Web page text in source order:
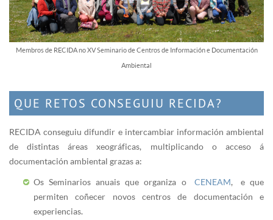
Membros de RECIDA no XV Seminario de Centros de Información e Documentación
Ambiental
QUE RETOS CONSEGUIU RECIDA?
RECIDA conseguiu difundir e intercambiar información ambiental
de distintas áreas xeográficas, multiplicando o acceso á
documentación ambiental grazas a:
Os Seminarios anuais que organiza o CENEAM, e que
permiten coñecer novos centros de documentación e
experiencias.